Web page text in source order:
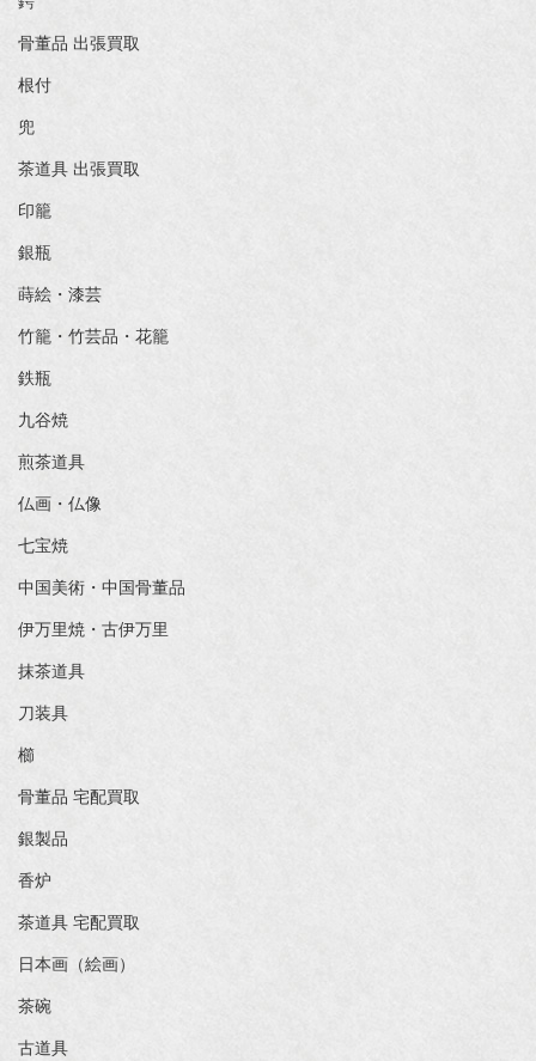
骨董品 出張買取
根付
兜
茶道具 出張買取
印籠
銀瓶
蒔絵・漆芸
竹籠・竹芸品・花籠
鉄瓶
九谷焼
煎茶道具
仏画・仏像
七宝焼
中国美術・中国骨董品
伊万里焼・古伊万里
抹茶道具
刀装具
櫛
骨董品 宅配買取
銀製品
香炉
茶道具 宅配買取
日本画（絵画）
茶碗
古道具